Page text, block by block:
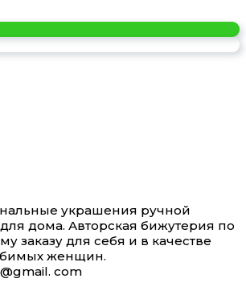
украшения ручной
дома. Авторская бижутерия по
заказу для себя и в качестве
женщин.
com